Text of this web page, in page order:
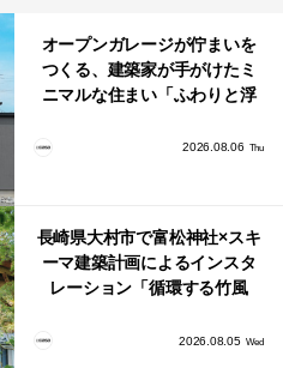
オープンガレージが佇まいを
つくる、建築家が手がけたミ
ニマルな住まい「ふわりと浮
2026.08.06 Thu
長崎県大村市で富松神社×スキ
ーマ建築計画によるインスタ
レーション「循環する竹風
2026.08.05 Wed